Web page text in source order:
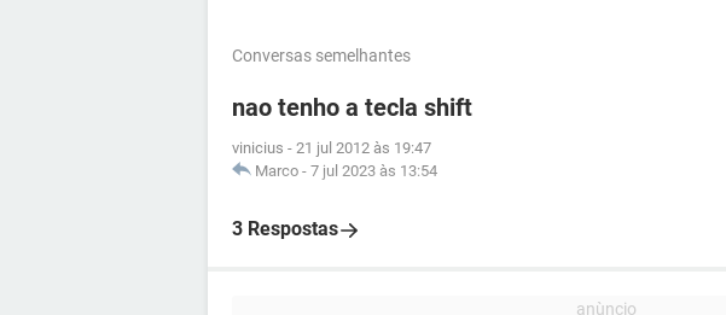
Conversas semelhantes
nao tenho a tecla shift
vinicius - 21 jul 2012 às 19:47
Marco - 7 jul 2023 às 13:54
3 Respostas